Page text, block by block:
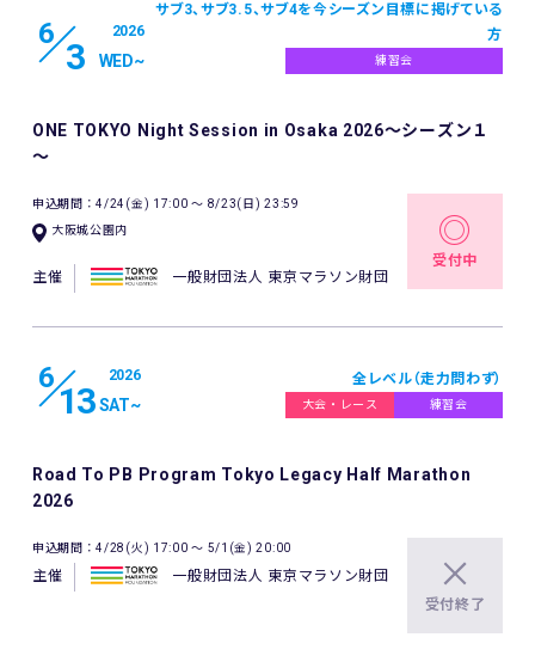
6
3
2026
WED~
サブ3、サブ3.5、サブ4を今シーズン目標に掲げている
方
練習会
ONE TOKYO Night Session in Osaka 2026～シーズン１
～
申込期間：4/24(金) 17:00 〜 8/23(日) 23:59
大阪城公園内
主催 一般財団法人 東京マラソン財団
受付中
6
13
2026
SAT~
全レベル（走力問わず）
大会・レース 練習会
Road To PB Program Tokyo Legacy Half Marathon
2026
申込期間：4/28(火) 17:00 〜 5/1(金) 20:00
主催
一般財団法人 東京マラソン財団
受付終了